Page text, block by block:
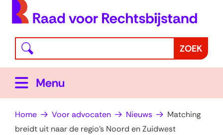
website
worden
toegestaan
Waar
bent
naar
op
zoek?
ZOEK
Menu
Home Voor advocaten Nieuws
Matching
breidt uit naar de regio’s Noord en Zuidwest